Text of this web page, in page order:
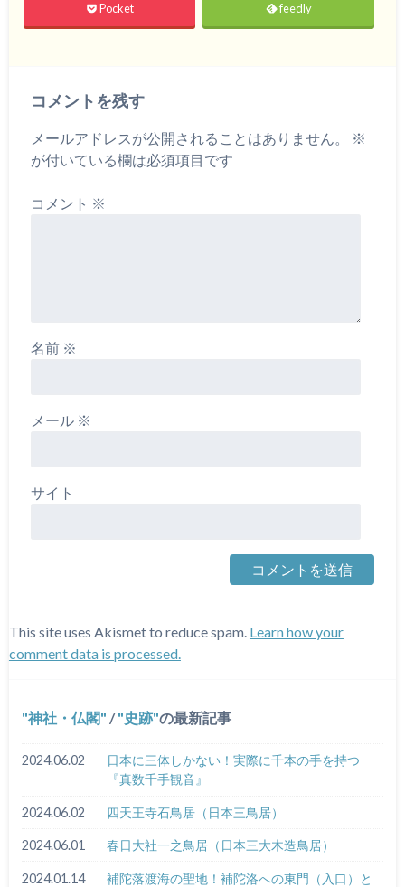
Pocket feedly
コメントを残す
メールアドレスが公開されることはありません。
※
が付いている欄は必須項目です
コメント ※
名前 ※
メール ※
サイト
This site uses Akismet to reduce spam. Learn how your
comment data is processed.
神社・仏閣 / 史跡 の最新記事
2024.06.02
日本に三体しかない！実際に千本の手を持つ
『真数千手観音』
2024.06.02 四天王寺石鳥居（日本三鳥居）
2024.06.01 春日大社一之鳥居（日本三大木造鳥居）
2024.01.14
補陀落渡海の聖地！補陀洛への東門（入口）と